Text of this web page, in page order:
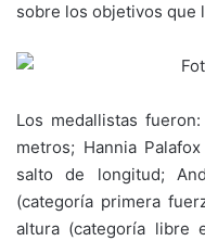
sobre los objetivos que
Los medallistas
metros; Hannia
salto de longitud;
(categoría primera
altura (categoría libre